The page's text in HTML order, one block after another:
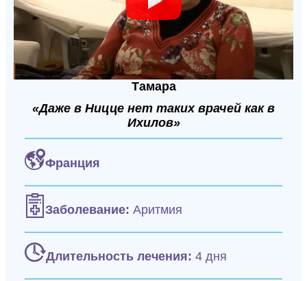
Тамара
«Даже в Ницце нет таких врачей как в
Ихилов»
Франция
Заболевание: Аритмия
Длительность лечения: 4 дня